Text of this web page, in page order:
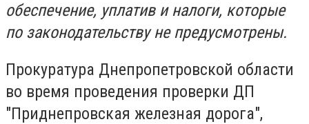
обеспечение, уплатив и налоги, которые
по законодательству не предусмотрены.
Прокуратура Днепропетровской области
во время проведения проверки ДП
"Приднепровская железная дорога",